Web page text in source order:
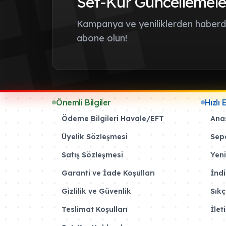
Kampanya ve yeniliklerden
abone olun!
Önemli Bilgiler
Ödeme Bilgileri Havale/EFT
Üyelik Sözleşmesi
Satış Sözleşmesi
Garanti ve İade Koşulları
Gizlilik ve Güvenlik
Teslimat Koşulları
Hızlı